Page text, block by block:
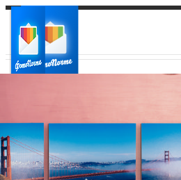
Ваш город:
Ваш регион доставки
Выберите из списка: